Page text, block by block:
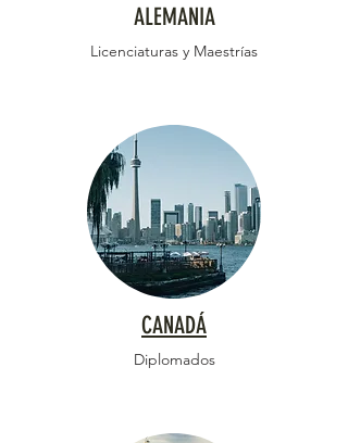
ALEMANIA
Licenciaturas y Maestrías
CANADÁ
Diplomados